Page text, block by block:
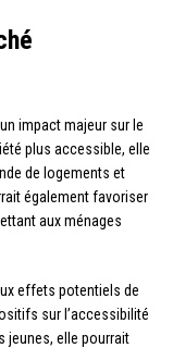
impact majeur sur le
plus accessible, elle
de logements et
également favoriser
aux ménages
effets potentiels de
sur l’accessibilité
jeunes, elle pourrait